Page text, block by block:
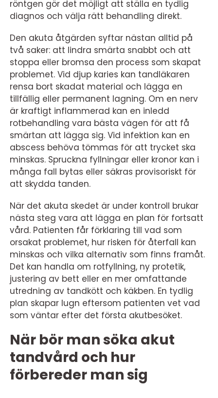
röntgen gör det möjligt att ställa en tydlig
diagnos och välja rätt behandling direkt.
Den akuta åtgärden syftar nästan alltid på
två saker: att lindra smärta snabbt och att
stoppa eller bromsa den process som skapat
problemet. Vid djup karies kan tandläkaren
rensa bort skadat material och lägga en
tillfällig eller permanent lagning. Om en nerv
är kraftigt inflammerad kan en inledd
rotbehandling vara bästa vägen för att få
smärtan att lägga sig. Vid infektion kan en
abscess behöva tömmas för att trycket ska
minskas. Spruckna fyllningar eller kronor kan i
många fall bytas eller säkras provisoriskt för
att skydda tanden.
När det akuta skedet är under kontroll brukar
nästa steg vara att lägga en plan för fortsatt
vård. Patienten får förklaring till vad som
orsakat problemet, hur risken för återfall kan
minskas och vilka alternativ som finns framåt.
Det kan handla om rotfyllning, ny protetik,
justering av bett eller en mer omfattande
utredning av tandkött och käkben. En tydlig
plan skapar lugn eftersom patienten vet vad
som väntar efter det första akutbesöket.
När bör man söka akut
tandvård och hur
förbereder man sig